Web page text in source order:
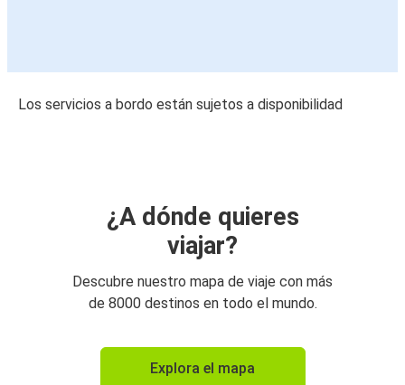
Los servicios a bordo están sujetos a disponibilidad
¿A dónde quieres
viajar?
Descubre nuestro mapa de viaje con más
de 8000 destinos en todo el mundo.
Explora el mapa